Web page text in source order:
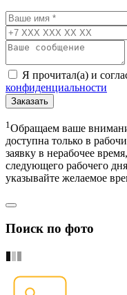
Я прочитал(а) и
конфиденциальности
Заказать
1 Обращаем ваше
доступна только в
заявку в нерабочее
следующего рабочего
указывайте желаемое
Поиск по фото